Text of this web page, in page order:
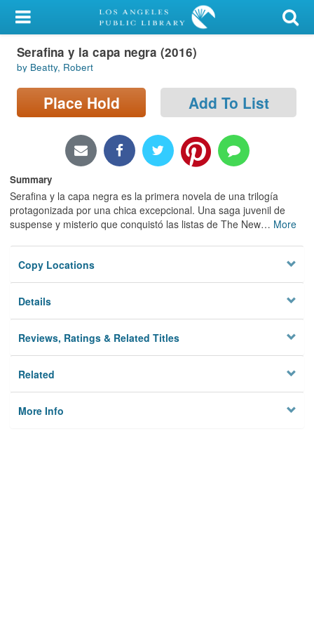
My Account
Library Card
Sign In
Locations/Hours (external
page)
Privacy
Serafina y la capa negra (2016)
by Beatty, Robert
Place Hold Add To List
Summary
Serafina y la capa negra es la primera novela de una trilogía
protagonizada por una chica excepcional. Una saga juvenil de
suspense y misterio que conquistó las listas de The New… More
Copy Locations
Details
Reviews, Ratings & Related Titles
Related
More Info